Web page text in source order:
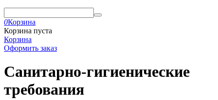
0Корзина
Корзина пуста
Корзина
Оформить заказ
Санитарно-гигиенические
требования